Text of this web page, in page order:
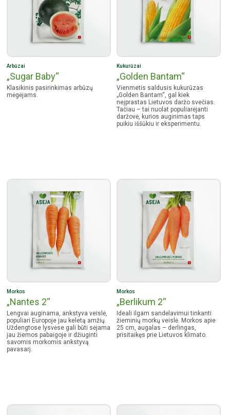
Arbūzai
„Sugar Baby“
Klasikinis pasirinkimas arbūzų
mėgėjams.
Kukurūzai
„Golden Bantam“
Vienmetis saldusis kukurūzas
„Golden Bantam“, gal kiek
neįprastas Lietuvos daržo svečias.
Tačiau – tai nuolat populiarėjanti
daržovė, kurios auginimas taps
puikiu iššūkiu ir eksperimentu.
Morkos
„Nantes 2“
Lengvai auginama, ankstyva veislė,
populiari Europoje jau keletą amžių.
Uždengtose lysvėse gali būti sėjama
jau žiemos pabaigoje ir džiuginti
savomis morkomis ankstyvą
pavasarį.
Morkos
„Berlikum 2“
Ideali ilgam sandėlavimui tinkanti
žieminių morkų veislė. Morkos apie
25 cm, augalas – derlingas,
prisitaikęs prie Lietuvos klimato.